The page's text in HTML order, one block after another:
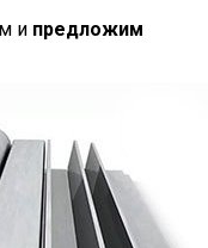
и предложим